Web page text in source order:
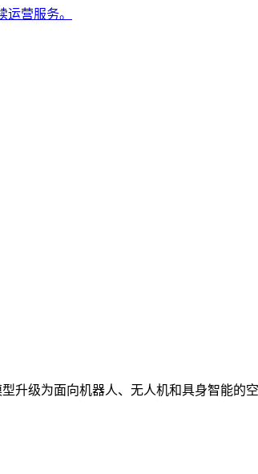
营服务。
升级为面向机器人、无人机和具身智能的空